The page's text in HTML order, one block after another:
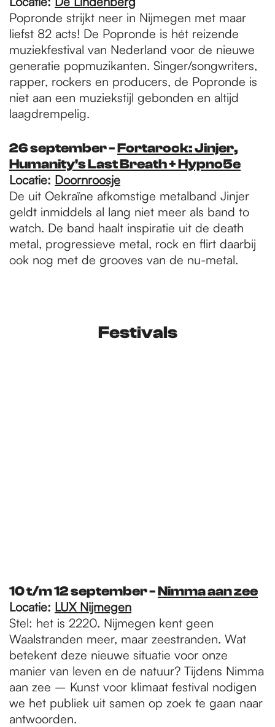
Popronde strijkt neer in Nijmegen met maar
liefst 82 acts! De Popronde is hét reizende
muziekfestival van Nederland voor de nieuwe
generatie popmuzikanten. Singer/songwriters,
rapper, rockers en producers, de Popronde is
niet aan een muziekstijl gebonden en altijd
laagdrempelig.
26 september -Fortarock: Jinjer,
Humanity's Last Breath + Hypno5e
Locatie: Doornroosje
De uit Oekraïne afkomstige metalband Jinjer
geldt inmiddels al lang niet meer als band to
watch. De band haalt inspiratie uit de death
metal, progressieve metal, rock en flirt daarbij
ook nog met de grooves van de nu-metal.
Festivals
10 t/m 12 september -Nimma aan zee
Locatie: LUX Nijmegen
Stel: het is 2220. Nijmegen kent geen
Waalstranden meer, maar zeestranden. Wat
betekent deze nieuwe situatie voor onze
manier van leven en de natuur? Tijdens Nimma
aan zee – Kunst voor klimaat festival nodigen
we het publiek uit samen op zoek te gaan naar
antwoorden.